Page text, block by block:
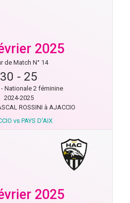
2025
de Match N° 14
30 - 25
- Nationale 2 féminine
2024-2025
ROSSINI à AJACCIO
vs PAYS D'AIX
2025